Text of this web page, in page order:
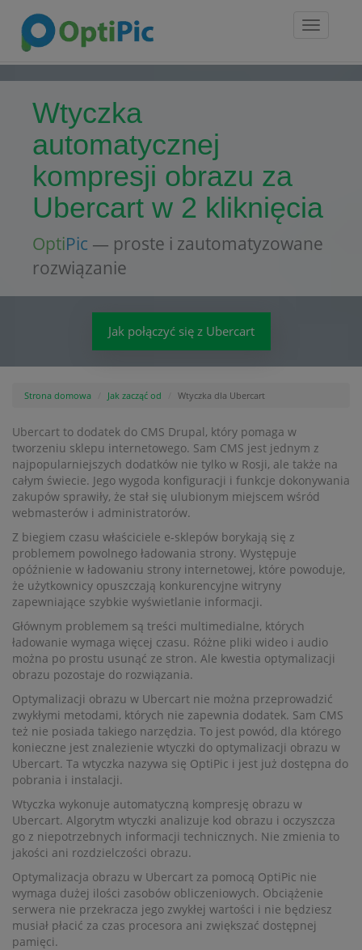
Toggle
Wtyczka
automatycznej
kompresji obrazu za
Ubercart w 2 kliknięcia
OptiPic — proste i zautomatyzowane
rozwiązanie
Jak połączyć się z Ubercart
Strona domowa Jak zacząć od Wtyczka dla Ubercart
Ubercart to dodatek do CMS Drupal, który pomaga w
tworzeniu sklepu internetowego. Sam CMS jest jednym z
najpopularniejszych dodatków nie tylko w Rosji, ale także na
całym świecie. Jego wygoda konfiguracji i funkcje dokonywania
zakupów sprawiły, że stał się ulubionym miejscem wśród
webmasterów i administratorów.
Z biegiem czasu właściciele e-sklepów borykają się z
problemem powolnego ładowania strony. Występuje
opóźnienie w ładowaniu strony internetowej, które powoduje,
że użytkownicy opuszczają konkurencyjne witryny
zapewniające szybkie wyświetlanie informacji.
Głównym problemem są treści multimedialne, których
ładowanie wymaga więcej czasu. Różne pliki wideo i audio
można po prostu usunąć ze stron. Ale kwestia optymalizacji
obrazu pozostaje do rozwiązania.
Optymalizacji obrazu w Ubercart nie można przeprowadzić
zwykłymi metodami, których nie zapewnia dodatek. Sam CMS
też nie posiada takiego narzędzia. To jest powód, dla którego
konieczne jest znalezienie wtyczki do optymalizacji obrazu w
Ubercart. Ta wtyczka nazywa się OptiPic i jest już dostępna do
pobrania i instalacji.
Wtyczka wykonuje automatyczną kompresję obrazu w
Ubercart. Algorytm wtyczki analizuje kod obrazu i oczyszcza
go z niepotrzebnych informacji technicznych. Nie zmienia to
jakości ani rozdzielczości obrazu.
Optymalizacja obrazu w Ubercart za pomocą OptiPic nie
wymaga dużej ilości zasobów obliczeniowych. Obciążenie
serwera nie przekracza jego zwykłej wartości i nie będziesz
musiał płacić za czas procesora ani zwiększać dostępnej
pamięci.